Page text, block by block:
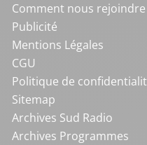
Comment nous rejoindre
Publicité
Mentions Légales
CGU
Politique de
Sitemap
Archives Sud Radio
Archives Programmes